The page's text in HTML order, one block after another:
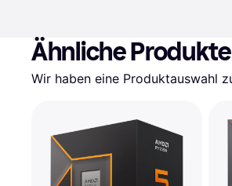
Ähnliche Produkte
Wir haben eine Produktauswahl